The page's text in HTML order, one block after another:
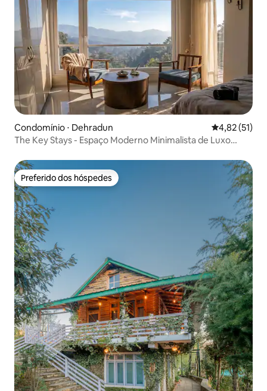
Condomínio ⋅ Dehradun 4,82 de uma
4,82 (51)
The Key Stays - Espaço Moderno Minimalista de Luxo
Preferido dos hóspedes
Preferido dos hóspedes